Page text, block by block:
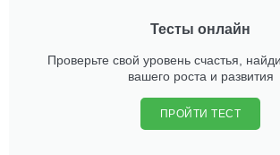
Тесты онлайн
Проверьте свой уровень счастья,
вашего роста и развития
ПРОЙТИ ТЕСТ